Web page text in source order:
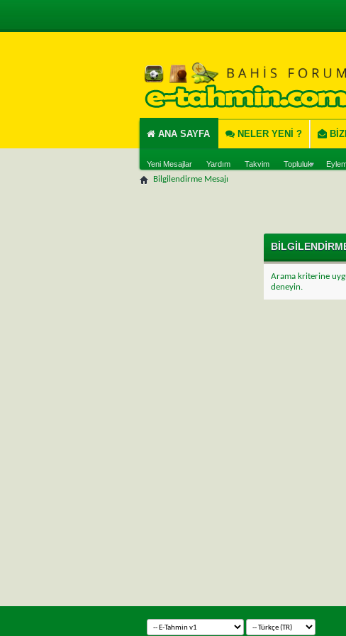
ANA SAYFA
Yeni Mesajlar Yardım Takvim Topluluk
NELER YENI ?
Bilgilendirme Mesajı
Arama kriterine
deneyin.